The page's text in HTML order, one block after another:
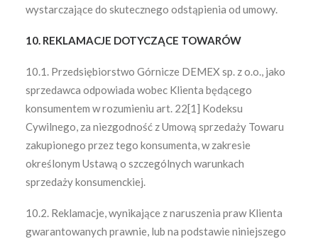
wystarczające do skutecznego odstąpienia od umowy.
10. REKLAMACJE DOTYCZĄCE TOWARÓW
10.1. Przedsiębiorstwo Górnicze DEMEX sp. z o.o., jako
sprzedawca odpowiada wobec Klienta będącego
konsumentem w rozumieniu art. 22[1] Kodeksu
Cywilnego, za niezgodność z Umową sprzedaży Towaru
zakupionego przez tego konsumenta, w zakresie
określonym Ustawą o szczególnych warunkach
sprzedaży konsumenckiej.
10.2. Reklamacje, wynikające z naruszenia praw Klienta
gwarantowanych prawnie, lub na podstawie niniejszego